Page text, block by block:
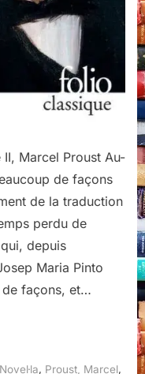
Marcel Proust Au-
de façons
de la traduction
perdu de
depuis
Maria Pinto
de façons, et…
Novel·la Proust, Marcel